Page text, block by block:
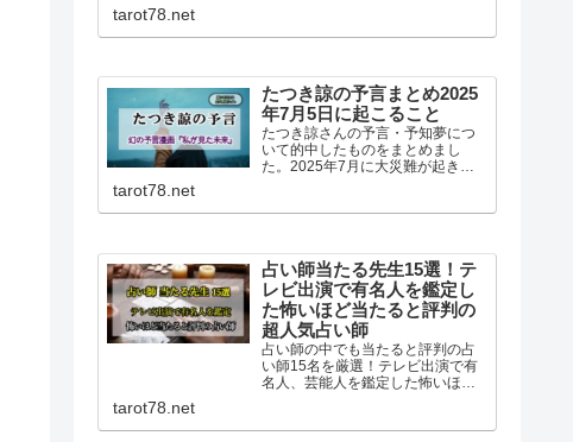
tarot78.net
たつき諒の予言まとめ2025
年7月5日に起こること
たつき諒さんの予言・予知夢につ
いて的中したものをまとめまし
た。2025年7月に大災難が起きる
す。
tarot78.net
占い師当たる先生15選！テ
レビ出演で有名人を鑑定し
た怖いほど当たると評判の
超人気占い師
占い師の中でも当たると評判の占
い師15名を厳選！テレビ出演で有
名人、芸能人を鑑定した怖いほど
議、ダウンタウンDX、すっきりな
tarot78.net